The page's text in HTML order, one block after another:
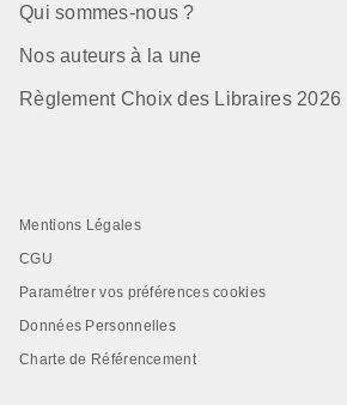
Qui sommes-nous ?
Nos auteurs à la une
Règlement Choix des Libraires 2026
Mentions Légales
CGU
Paramétrer vos préférences cookies
Données Personnelles
Charte de Référencement